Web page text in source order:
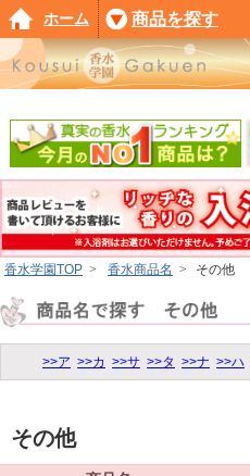
香水学園TOP > 香水商品名 > その他
>>ア >>カ >>サ >>タ >>ナ >>ハ
その他
ホーム 商品を探す